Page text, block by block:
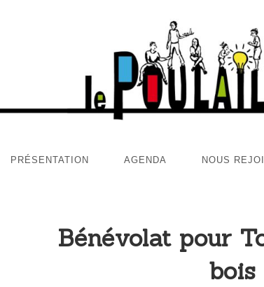
PRÉSENTATION AGENDA NOUS
Bénévolat pour
bois